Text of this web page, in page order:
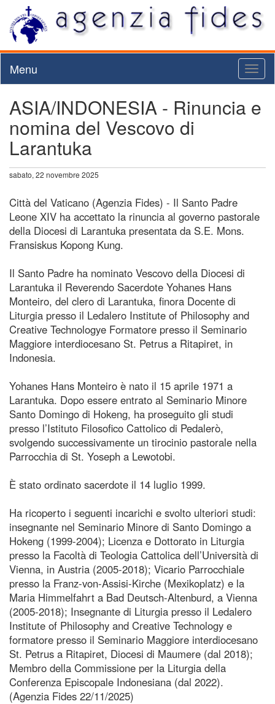
Menu
ASIA/INDONESIA - Rinuncia e
nomina del Vescovo di
Larantuka
sabato, 22 novembre 2025
Città del Vaticano (Agenzia Fides) - Il Santo Padre
Leone XIV ha accettato la rinuncia al governo pastorale
della Diocesi di Larantuka presentata da S.E. Mons.
Fransiskus Kopong Kung.
Il Santo Padre ha nominato Vescovo della Diocesi di
Larantuka il Reverendo Sacerdote Yohanes Hans
Monteiro, del clero di Larantuka, finora Docente di
Liturgia presso il Ledalero Institute of Philosophy and
Creative Technologye Formatore presso il Seminario
Maggiore interdiocesano St. Petrus a Ritapiret, in
Indonesia.
Yohanes Hans Monteiro è nato il 15 aprile 1971 a
Larantuka. Dopo essere entrato al Seminario Minore
Santo Domingo di Hokeng, ha proseguito gli studi
presso l’Istituto Filosofico Cattolico di Pedalerò,
svolgendo successivamente un tirocinio pastorale nella
Parrocchia di St. Yoseph a Lewotobi.
È stato ordinato sacerdote il 14 luglio 1999.
Ha ricoperto i seguenti incarichi e svolto ulteriori studi:
insegnante nel Seminario Minore di Santo Domingo a
Hokeng (1999-2004); Licenza e Dottorato in Liturgia
presso la Facoltà di Teologia Cattolica dell’Università di
Vienna, in Austria (2005-2018); Vicario Parrocchiale
presso la Franz-von-Assisi-Kirche (Mexikoplatz) e la
Maria Himmelfahrt a Bad Deutsch-Altenburd, a Vienna
(2005-2018); Insegnante di Liturgia presso il Ledalero
Institute of Philosophy and Creative Technology e
formatore presso il Seminario Maggiore interdiocesano
St. Petrus a Ritapiret, Diocesi di Maumere (dal 2018);
Membro della Commissione per la Liturgia della
Conferenza Episcopale Indonesiana (dal 2022).
(Agenzia Fides 22/11/2025)